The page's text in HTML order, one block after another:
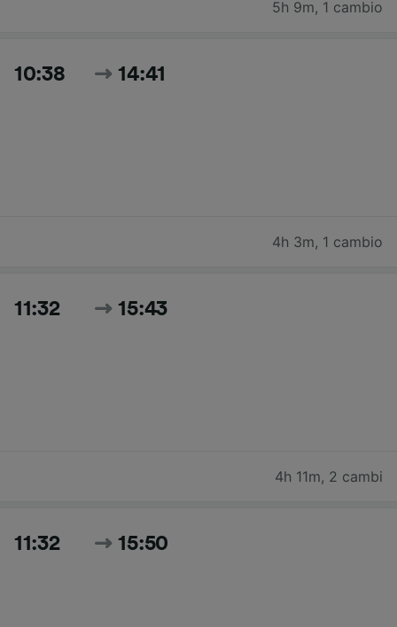
5h 9m, 1 cambio
10:38 14:41
4h 3m, 1 cambio
11:32 15:43
4h 11m, 2 cambi
11:32 15:50